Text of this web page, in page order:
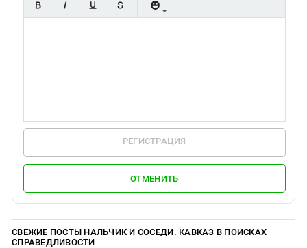
РЕГИСТРАЦИЯ
ОТМЕНИТЬ
СВЕЖИЕ ПОСТЫ НАЛЬЧИК И СОСЕДИ. КАВКАЗ В ПОИСКАХ
СПРАВЕДЛИВОСТИ